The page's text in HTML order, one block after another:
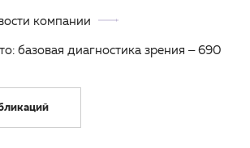
компании
базовая диагностика зрения – 690